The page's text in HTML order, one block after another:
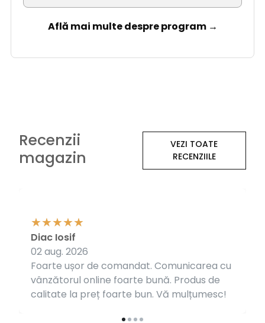
Află mai multe despre program →
Recenzii
magazin
VEZI TOATE
RECENZIILE
Foarte ușor de comandat. Comunicarea cu
vânzătorul online foarte bună. Produs de
calitate la preț foarte bun. Vă mulțumesc!
Diac Iosif
02 aug. 2026